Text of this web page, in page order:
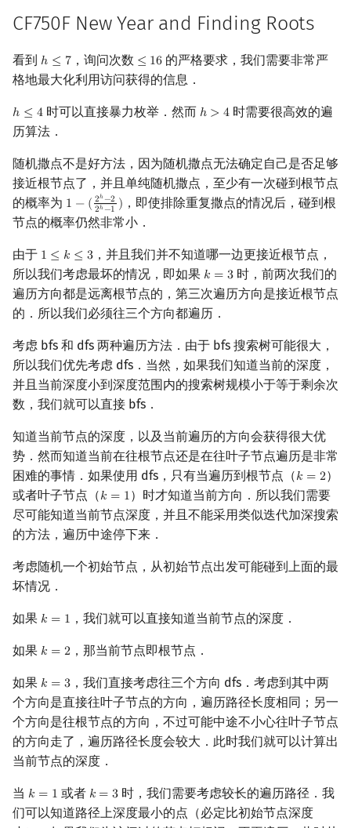
CF750F New Year and Finding Roots
看到 ℎ ≤ 7
h ≤7 ，询问次数 ≤ 16
≤16
的严格要求，我们需要非常严
格地最大化利用访问获得的信息．
ℎ ≤ 4
h ≤4 时可以直接暴力枚举．然而 ℎ > 4
h>4
时需要很高效的遍
历算法．
随机撒点不是好方法，因为随机撒点无法确定自己是否足够
接近根节点了，并且单纯随机撒点，至少有一次碰到根节点
的概率为 1 − ( 2ℎ−2
2ℎ−1 )
1 −(2 h−22h− 1，即使排除重复撒点的情况后，碰到根
节点的概率仍然非常小．
由于 1 ≤ 𝑘 ≤ 3
1 ≤k ≤3
，并且我们并不知道哪一边更接近根节点，
所以我们考虑最坏的情况，即如果 𝑘 = 3
k =3
时，前两次我们的
遍历方向都是远离根节点的，第三次遍历方向是接近根节点
的．所以我们必须往三个方向都遍历．
考虑 bfs 和 dfs 两种遍历方法．由于 bfs 搜索树可能很大，
所以我们优先考虑 dfs．当然，如果我们知道当前的深度，
并且当前深度小到深度范围内的搜索树规模小于等于剩余次
数，我们就可以直接 bfs．
知道当前节点的深度，以及当前遍历的方向会获得很大优
势．然而知道当前在往根节点还是在往叶子节点遍历是非常
困难的事情．如果使用 dfs，只有当遍历到根节点（𝑘 = 2
k =2
）
或者叶子节点（𝑘 = 1
k =1
）时才知道当前方向．所以我们需要
尽可能知道当前节点深度，并且不能采用类似迭代加深搜索
的方法，遍历中途停下来．
考虑随机一个初始节点，从初始节点出发可能碰到上面的最
坏情况．
如果 𝑘 = 1
k =1 ，我们就可以直接知道当前节点的深度．
如果 𝑘 = 2
k =2 ，那当前节点即根节点．
如果 𝑘 = 3
k =3
，我们直接考虑往三个方向 dfs．考虑到其中两
个方向是直接往叶子节点的方向，遍历路径长度相同；另一
个方向是往根节点的方向，不过可能中途不小心往叶子节点
的方向走了，遍历路径长度会较大．此时我们就可以计算出
当前节点的深度．
当 𝑘 = 1
k =1 或者 𝑘 = 3
k=3
时，我们需要考虑较长的遍历路径．我
们可以知道路径上深度最小的点（必定比初始节点深度